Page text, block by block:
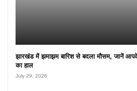
झारखंड में झमाझम बारिश से बदला मौसम, जानें
का हाल
July 29, 2026